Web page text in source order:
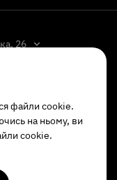
26
файли cookie.
на ньому, ви
cookie.